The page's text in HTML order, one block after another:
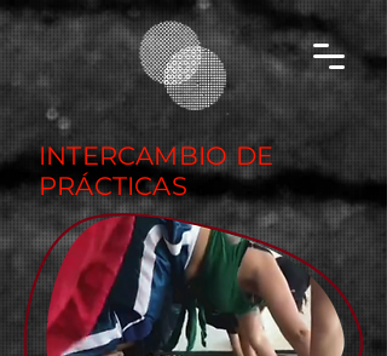
INTERCAMBIO DE
PRÁCTICAS